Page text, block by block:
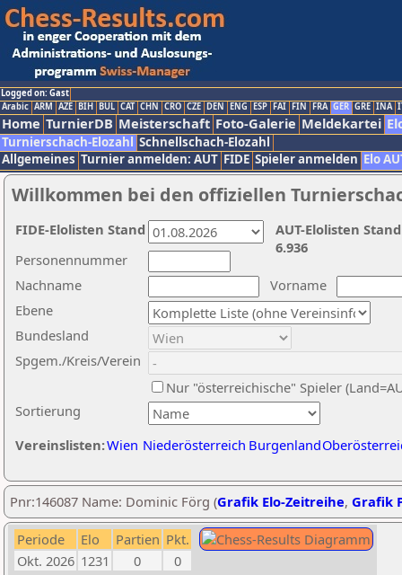
Logged on: Gast
Arabic ARM AZE BIH BUL CAT CHN CRO CZE DEN ENG ESP FAI FIN FRA GER GRE INA
Home TurnierDB Meisterschaft Foto-Galerie Meldekartei
Turnierschach-Elozahl Schnellschach-Elozahl
Allgemeines Turnier anmelden: AUT FIDE Spieler anmelden Elo
Willkommen bei den offiziellen
Nachname
Vorname
Ebene
Sortierung
Personennummer
Bundesland
Spgem./Kreis/Verein
Nur "österreichische" Spieler
Vereinslisten:Wien Niederösterreich Burgenland
AUT-Elolisten
6.936
FIDE-Elolisten Stand
Pnr:146087 Name: Dominic Förg (Grafik Elo-Zeitreihe, Grafik
Periode Elo Partien Pkt.
Okt. 2026 1231 0
0